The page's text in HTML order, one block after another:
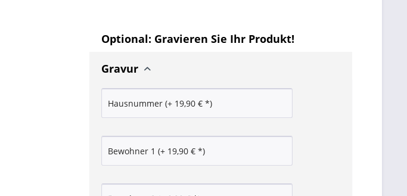
Optional: Gravieren Sie Ihr Produkt!
Gravur